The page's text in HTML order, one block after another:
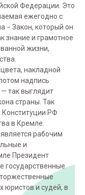
Федерации. Это
ежегодно с
− Закон, который он
знание и грамотное
жизни,
накладной
надпись
так выглядит
страны. Так
РФ
в Кремле.
рабочим
и
Президент
государственные
юристов и судей, в